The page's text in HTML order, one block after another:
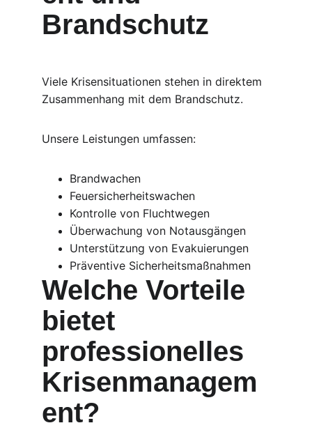
Brandschutz
Viele Krisensituationen stehen in direktem
Zusammenhang mit dem Brandschutz.
Unsere Leistungen umfassen:
Brandwachen
Feuersicherheitswachen
Kontrolle von Fluchtwegen
Überwachung von Notausgängen
Unterstützung von Evakuierungen
Präventive Sicherheitsmaßnahmen
Welche Vorteile
bietet
professionelles
Krisenmanagem
ent?